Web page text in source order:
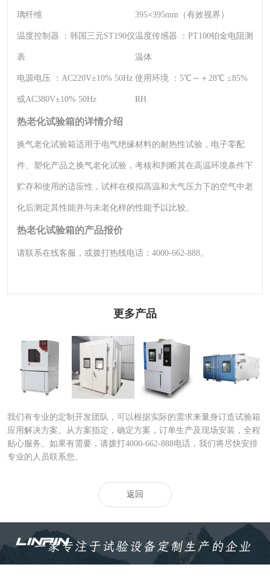
璃纤维 395×395mm（有效视界）
温度控制器 ： 韩国三元ST190仪
表
温度传感器 ： PT100铂金电阻测
温体
电源电压 ： AC220V±10% 50Hz
或AC380V±10% 50Hz
使用环境 ： 5℃～＋28℃ ≤85%
RH
热老化试验箱的详情介绍
换气老化试验箱适用于电气绝缘材料的耐热性试验，电子零配
件、塑化产品之换气老化试验，考核和判断其在高温环境条件下
贮存和使用的适应性，试样在模拟高温和大气压力下的空气中老
化后测定其性能并与未老化样的性能予以比较。
热老化试验箱的产品报价
请联系在线客服，或拨打热线电话：4000-662-888。
更多产品
砂尘试验箱|沙尘
试验箱
步入式砂尘试验
箱|大型步
快速温变试验箱|
快速温度
大型快速温度变
化试验箱
我们有专业的定制开发团队，可以根据实际的需求来量身订造试验箱
应用解决方案。从方案指定，确定方案，订单生产及现场安装，全程
贴心服务。如果有需要，请拨打4000-662-888电话，我们将尽快安排
专业的人员联系您。
返回